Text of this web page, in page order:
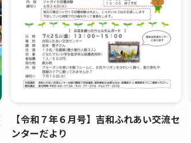
【令和７年６月号】吉和ふれあい交流セ
ンターだより